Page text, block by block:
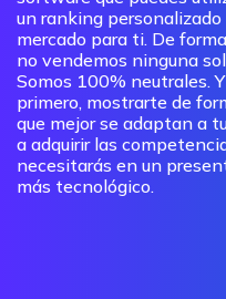
un ranking
mercado para ti. De
no vendemos ninguna
Somos 100% neutrales.
primero, mostrarte de
que mejor se adaptan a
a adquirir las
necesitarás en un
más tecnológico.